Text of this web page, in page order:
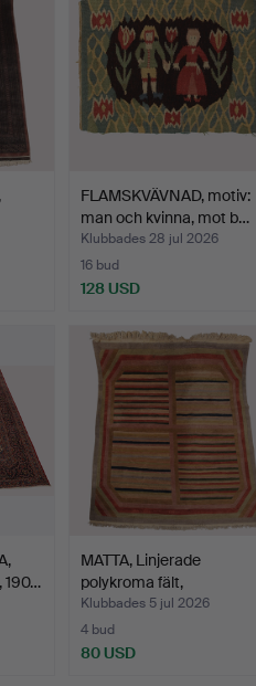
FLAMSKVÄVNAD, motiv:
man och kvinna, mot b…
Klubbades 28 jul 2026
16 bud
128 USD
190…
MATTA, Linjerade
polykroma fält,
handknute…
Klubbades 5 jul 2026
4 bud
80 USD